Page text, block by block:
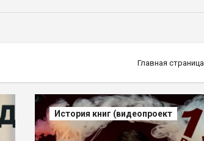
Главная страница
История книг (видеопроект